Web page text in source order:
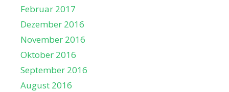
Februar 2017
Dezember 2016
November 2016
Oktober 2016
September 2016
August 2016